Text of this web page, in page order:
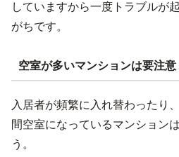
していますから一度トラブルが
がちです。
空室が多いマンションは要注意
入居者が頻繁に入れ替わったり
間空室になっているマンション
う。